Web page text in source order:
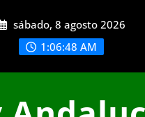
sábado, 8 agosto 2026
1:06:51 AM